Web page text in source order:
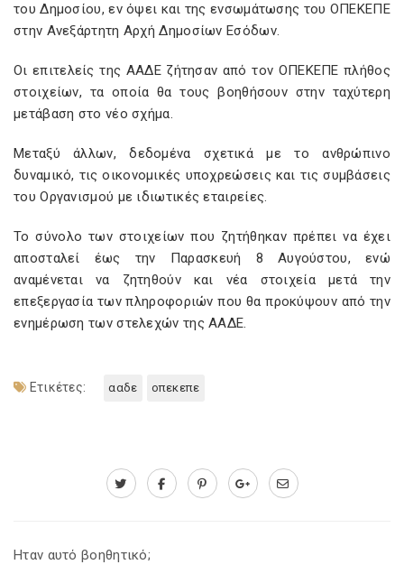
του Δημοσίου, εν όψει και της ενσωμάτωσης του ΟΠΕΚΕΠΕ
στην Ανεξάρτητη Αρχή Δημοσίων Εσόδων.
Οι επιτελείς της ΑΑΔΕ ζήτησαν από τον ΟΠΕΚΕΠΕ πλήθος
στοιχείων, τα οποία θα τους βοηθήσουν στην ταχύτερη
μετάβαση στο νέο σχήμα.
Μεταξύ άλλων, δεδομένα σχετικά με το ανθρώπινο
δυναμικό, τις οικονομικές υποχρεώσεις και τις συμβάσεις
του Οργανισμού με ιδιωτικές εταιρείες.
Το σύνολο των στοιχείων που ζητήθηκαν πρέπει να έχει
αποσταλεί έως την Παρασκευή 8 Αυγούστου, ενώ
αναμένεται να ζητηθούν και νέα στοιχεία μετά την
επεξεργασία των πληροφοριών που θα προκύψουν από την
ενημέρωση των στελεχών της ΑΑΔΕ.
Ετικέτες: ααδε οπεκεπε
Ηταν αυτό βοηθητικό;